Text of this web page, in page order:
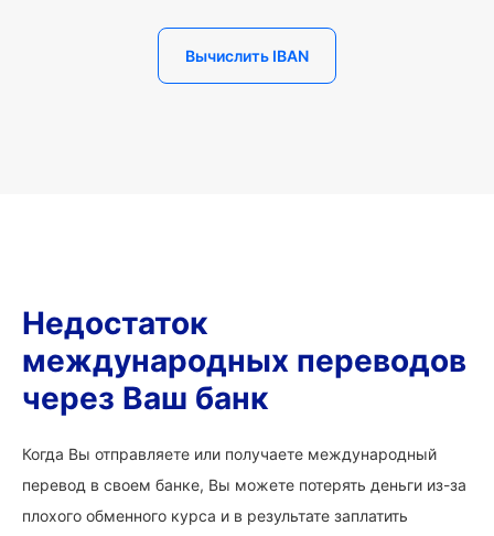
Вычислить IBAN
Недостаток
международных переводов
через Ваш банк
Когда Вы отправляете или получаете международный
перевод в своем банке, Вы можете потерять деньги из-за
плохого обменного курса и в результате заплатить